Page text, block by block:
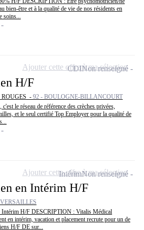
bien-être et à la qualité de vie de nos résidents en
soins...
H/F
ROUGES - 92 - BOULOGNE-BILLANCOURT
le réseau de référence des crèches privées,
et le seul certifié Top Employer pour la qualité de
CDINon renseigné
Ajouter cette offre à ma sélection
en Intérim H/F
Intérim H/F DESCRIPTION : Vitalis Médical
en intérim, vacation et placement recrute pour un de
H/F DE sur...
IntérimNon renseigné
Ajouter cette offre à ma sélection